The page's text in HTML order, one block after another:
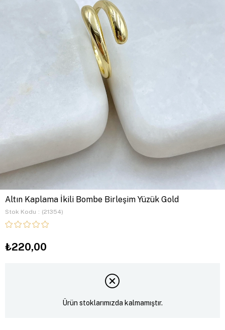
Altın Kaplama İkili Bombe Birleşim Yüzük Gold
Stok Kodu (21354)
₺220,00
Ürün stoklarımızda kalmamıştır.